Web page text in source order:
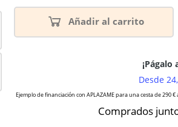
Añadir al carrito
Comprados